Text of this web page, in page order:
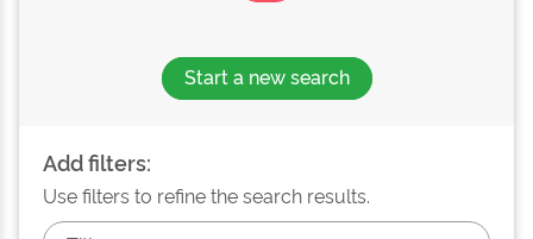
Start a new search
Add filters:
Use filters to refine the search results.